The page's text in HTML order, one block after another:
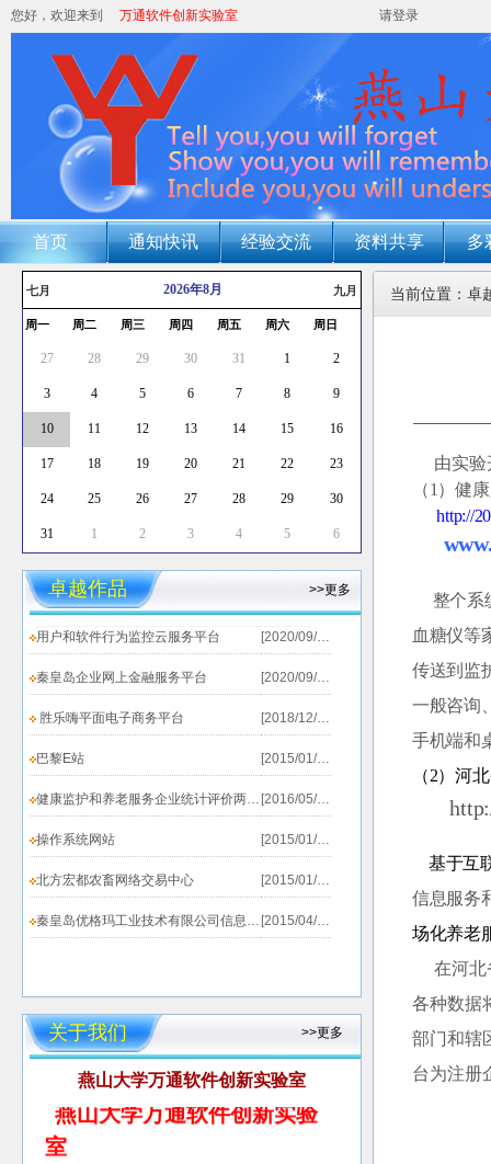
您好，欢迎来到 万通软件创新实验室 请登录
首页 通知快讯 经验交流 资料共享 多
七月 2026年8月 九月
周一 周二 周三 周四 周五 周六 周日
27 28 29 30 31 1 2
3 4 5 6 7 8 9
10 11 12 13 14 15 16
17 18 19 20 21 22 23
24 25 26 27 28 29 30
31 1 2 3 4 5 6
卓越作品 >>更多
用户和软件行为监控云服务平台 [2020/09/19]
秦皇岛企业网上金融服务平台 [2020/09/19]
胜乐嗨平面电子商务平台 [2018/12/20]
巴黎E站 [2015/01/25]
健康监护和养老服务企业统计评价两个系统上线测试... [2016/05/31]
操作系统网站 [2015/01/25]
北方宏都农畜网络交易中心 [2015/01/25]
秦皇岛优格玛工业技术有限公司信息发布系统 [2015/04/02]
关于我们 >>更多
燕山大学万通软件创新实验室
燕山大学万通软件创新实验
室
当前位置：卓
由实验
（1）健
http://
整个系
血糖仪等
传送到监
一般咨询
手机端和
（2）河
基于互
信息服务
场化养老
在河北
各种数据
部门和辖
台为注册